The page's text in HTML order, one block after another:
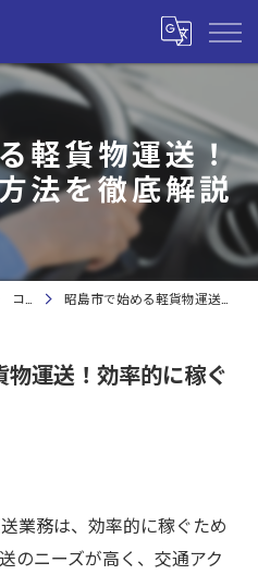
軽貨物運送！
法を徹底解説
コラム 昭島市で始める軽貨物運送！効率的に稼ぐ方法を徹底解説
運送！効率的に稼ぐ
業務は、効率的に稼ぐため
のニーズが高く、交通アク